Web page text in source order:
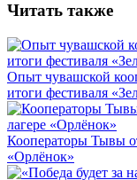
Читать также
Опыт чувашской
итоги фестиваля
Кооператоры Тывы
«Орлёнок»